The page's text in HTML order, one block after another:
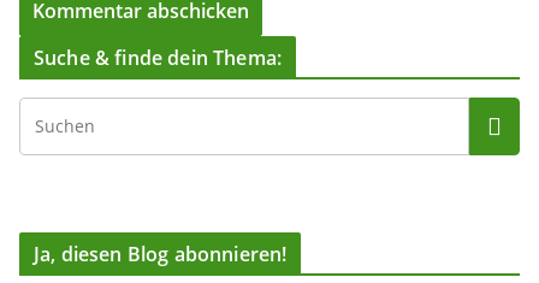
Suche & finde dein Thema:
Ja, diesen Blog abonnieren!